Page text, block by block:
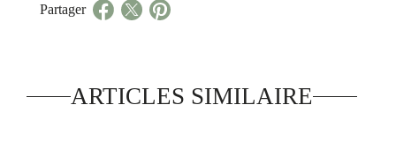
Partager
ARTICLES SIMILAIRE